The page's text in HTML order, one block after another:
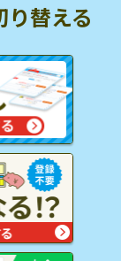
り替える